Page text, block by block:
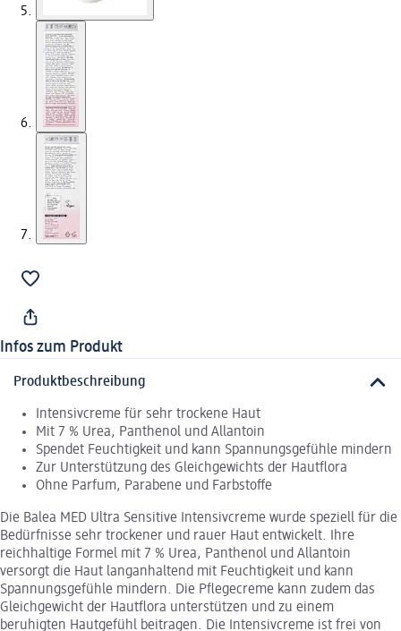
Infos zum Produkt
Produktbeschreibung
Intensivcreme für sehr trockene Haut
Mit 7 % Urea, Panthenol und Allantoin
Spendet Feuchtigkeit und kann Spannungsgefühle mindern
Zur Unterstützung des Gleichgewichts der Hautflora
Ohne Parfum, Parabene und Farbstoffe
Die Balea MED Ultra Sensitive Intensivcreme wurde speziell für die
Bedürfnisse sehr trockener und rauer Haut entwickelt. Ihre
reichhaltige Formel mit 7 % Urea, Panthenol und Allantoin
versorgt die Haut langanhaltend mit Feuchtigkeit und kann
Spannungsgefühle mindern. Die Pflegecreme kann zudem das
Gleichgewicht der Hautflora unterstützen und zu einem
beruhigten Hautgefühl beitragen. Die Intensivcreme ist frei von